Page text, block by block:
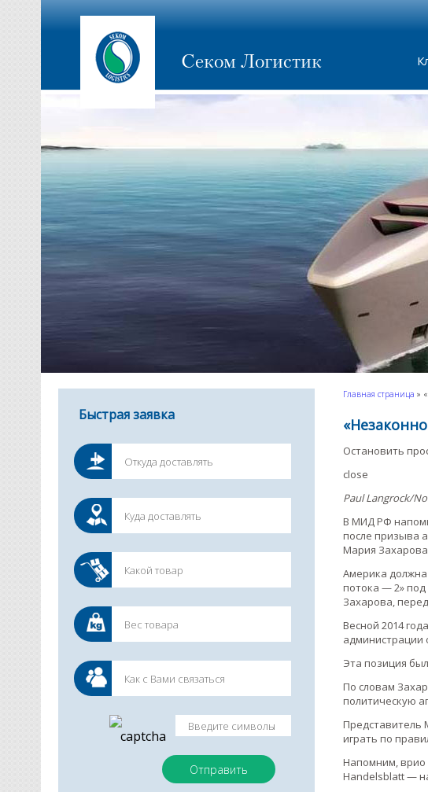
Секом Логистик
Быстрая заявка
Главная страница »
Остановить
close
Paul Langrock/
В МИД РФ
после призыва
Мария
Америка должна
потока — 2»
Захарова,
Весной 2014
администрации
Эта позиция
По словам
политическую
Представитель
играть по
Напомним, врио
Handelsblatt —